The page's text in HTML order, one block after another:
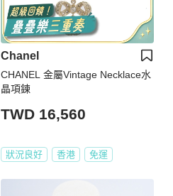
Chanel
CHANEL 金屬Vintage Necklace水
晶項鍊
TWD 16,560
狀況良好 香港 免運